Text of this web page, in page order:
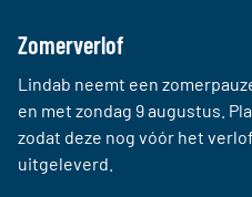
Zomerverlof
Lindab neemt een
en met zondag 9 augustus.
zodat deze nog vóór het
uitgeleverd.